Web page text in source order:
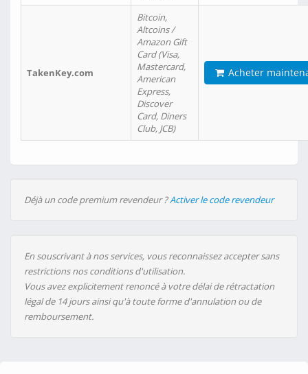
TakenKey.com
Bitcoin,
Altcoins /
Amazon Gift
Card (Visa,
Mastercard,
American
Express,
Discover
Card, Diners
Club, JCB)
Acheter
Déjà un code premium revendeur ?Activer le code revendeur
En souscrivant à nos services, vous reconnaissez accepter sans
restrictions nos conditions d'utilisation.
Vous avez explicitement renoncé à votre délai de rétractation
légal de 14 jours ainsi qu'à toute forme d'annulation ou de
remboursement.